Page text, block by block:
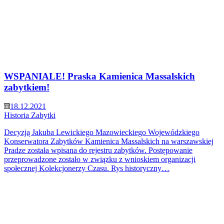
WSPANIALE! Praska Kamienica Massalskich
zabytkiem!
18.12.2021
Historia Zabytki
Decyzją Jakuba Lewickiego Mazowieckiego Wojewódzkiego
Konserwatora Zabytków Kamienica Massalskich na warszawskiej
Pradze została wpisana do rejestru zabytków. Postępowanie
przeprowadzone zostało w związku z wnioskiem organizacji
społecznej Kolekcjonerzy Czasu. Rys historyczny…